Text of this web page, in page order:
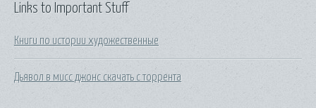
Links to Important Stuff
Книги по истории художественные
Дьявол в мисс джонс скачать с торрента